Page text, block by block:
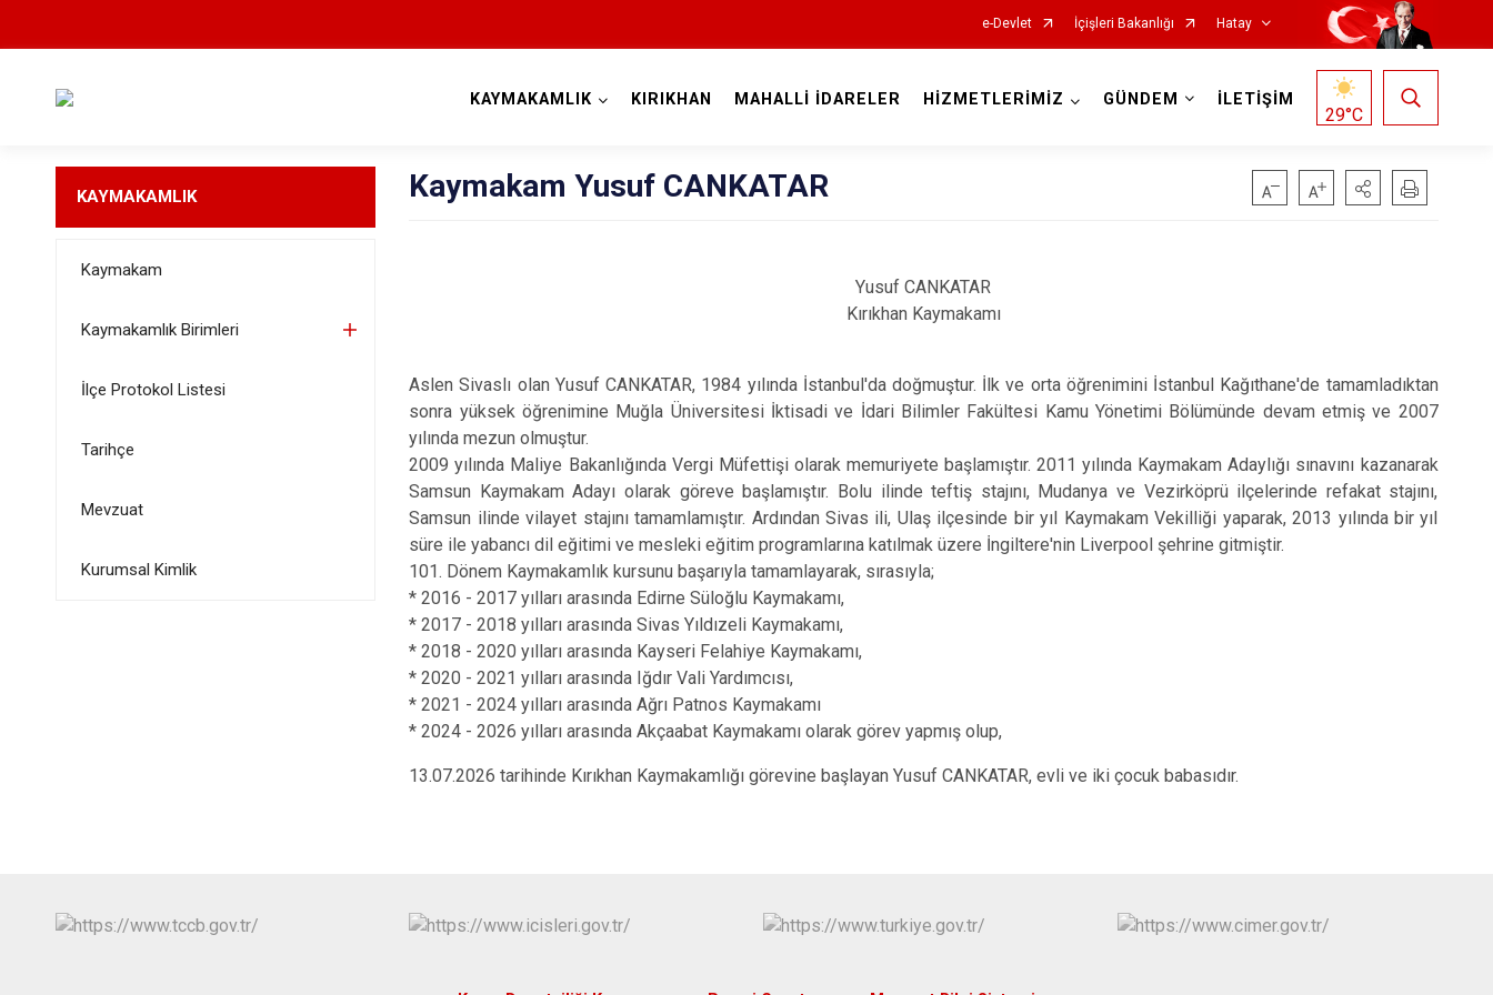
e-Devlet İçişleri Bakanlığı Hatay
Altınözü
Dörtyol
Hassa
İskenderun
Kırıkhan
Yayladağı
Arsuz
Antakya
Defne
KAYMAKAMLIK KIRIKHAN MAHALLİ İDARELER HİZMETLERİMİZ GÜNDEM İLETİŞİM
29°C
KAYMAKAMLIK
Kaymakam
Kaymakamlık Birimleri
İlçe Protokol Listesi
Tarihçe
Mevzuat
Kurumsal Kimlik
Kaymakam Yusuf CANKATAR
Yusuf CANKATAR
Kırıkhan Kaymakamı
Aslen Sivaslı olan Yusuf CANKATAR, 1984 yılında İstanbul'da doğmuştur. İlk ve orta öğrenimini İstanbul Kağıthane'de tamamladıktan
sonra yüksek öğrenimine Muğla Üniversitesi İktisadi ve İdari Bilimler Fakültesi Kamu Yönetimi Bölümünde devam etmiş ve 2007
yılında mezun olmuştur.
2009 yılında Maliye Bakanlığında Vergi Müfettişi olarak memuriyete başlamıştır. 2011 yılında Kaymakam Adaylığı sınavını kazanarak
Samsun Kaymakam Adayı olarak göreve başlamıştır. Bolu ilinde teftiş stajını, Mudanya ve Vezirköprü ilçelerinde refakat stajını,
Samsun ilinde vilayet stajını tamamlamıştır. Ardından Sivas ili, Ulaş ilçesinde bir yıl Kaymakam Vekilliği yaparak, 2013 yılında bir yıl
süre ile yabancı dil eğitimi ve mesleki eğitim programlarına katılmak üzere İngiltere'nin Liverpool şehrine gitmiştir.
101. Dönem Kaymakamlık kursunu başarıyla tamamlayarak, sırasıyla;
* 2016 - 2017 yılları arasında Edirne Süloğlu Kaymakamı,
* 2017 - 2018 yılları arasında Sivas Yıldızeli Kaymakamı,
* 2018 - 2020 yılları arasında Kayseri Felahiye Kaymakamı,
* 2020 - 2021 yılları arasında Iğdır Vali Yardımcısı,
* 2021 - 2024 yılları arasında Ağrı Patnos Kaymakamı
* 2024 - 2026 yılları arasında Akçaabat Kaymakamı olarak görev yapmış olup,
13.07.2026 tarihinde Kırıkhan Kaymakamlığı görevine başlayan Yusuf CANKATAR, evli ve iki çocuk babasıdır.